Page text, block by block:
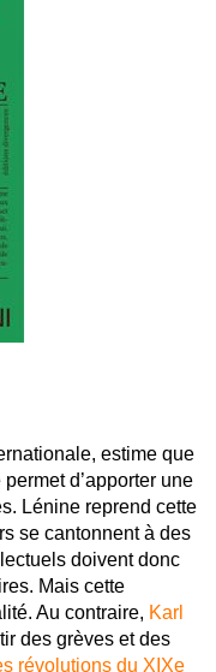
estime que
d’apporter une
Lénine reprend cette
se cantonnent à des
doivent donc
Mais cette
Au contraire, Karl
des grèves et des
révolutions du XIXe